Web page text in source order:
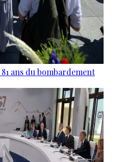
ans du bombardement